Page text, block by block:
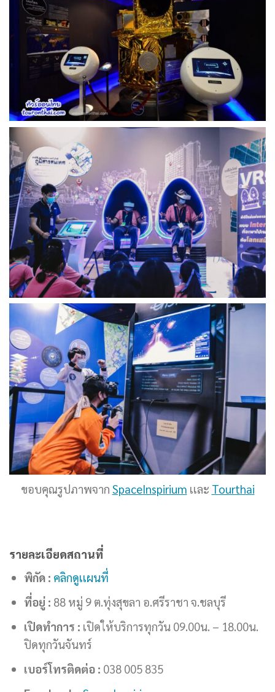
ขอบคุณรูปภาพจาก SpaceInspirium เเละ Tourthai
รายละเอียดสถานที่
พิกัด : คลิกดูเเผนที่
ที่อยู่ : 88 หมู่ 9 ต.ทุ่งสุขลา อ.ศรีราชา จ.ชลบุรี
เปิดทำการ : เปิดให้บริการทุกวัน 09.00น. – 18.00น.
ปิดทุกวันจันทร์
เบอร์โทรติดต่อ : 038 005 835